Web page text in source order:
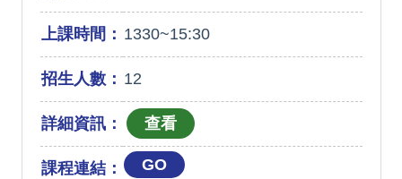
上課時間： 1330~15:30
招生人數： 12
詳細資訊：
課程連結： GO